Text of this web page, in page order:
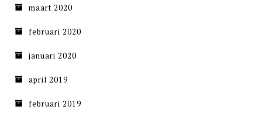
maart 2020
februari 2020
januari 2020
april 2019
februari 2019